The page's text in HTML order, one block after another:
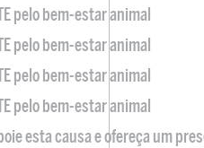
pelo bem-estar animal
pelo bem-estar animal
pelo bem-estar animal
pelo bem-estar animal
esta causa e ofereça um